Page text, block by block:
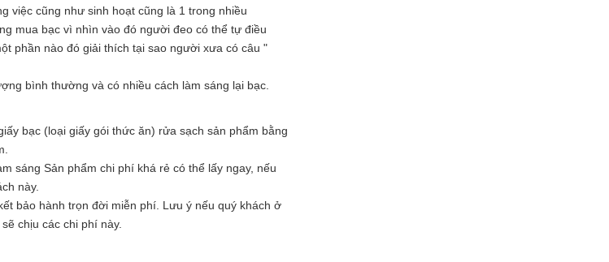
việc cũng như sinh hoạt cũng là 1 trong nhiều
mua bạc vì nhìn vào đó người đeo có thể tự điều
phần nào đó giải thích tại sao người xưa có câu "
bình thường và có nhiều cách làm sáng lại bạc.
bạc (loại giấy gói thức ăn) rửa sạch sản phẩm bằng
sáng Sản phẩm chi phí khá rẻ có thể lấy ngay, nếu
này.
bảo hành trọn đời miễn phí. Lưu ý nếu quý khách ở
chịu các chi phí này.